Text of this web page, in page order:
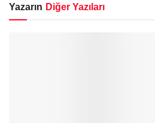
Yazarın Diğer Yazıları